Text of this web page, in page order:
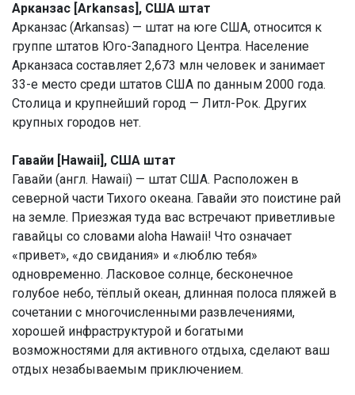
Арканзас [Arkansas], США штат
Арканзас (Arkansas) — штат на юге США, относится к
группе штатов Юго-Западного Центра. Население
Арканзаса составляет 2,673 млн человек и занимает
33-е место среди штатов США по данным 2000 года.
Столица и крупнейший город — Литл-Рок. Других
крупных городов нет.
Гавайи [Hawaii], США штат
Гавайи (англ. Hawaii) — штат США. Расположен в
северной части Тихого океана. Гавайи это поистине рай
на земле. Приезжая туда вас встречают приветливые
гавайцы со словами aloha Hawaii! Что означает
«привет», «до свидания» и «люблю тебя»
одновременно. Ласковое солнце, бесконечное
голубое небо, тёплый океан, длинная полоса пляжей в
сочетании с многочисленными развлечениями,
хорошей инфраструктурой и богатыми
возможностями для активного отдыха, сделают ваш
отдых незабываемым приключением.